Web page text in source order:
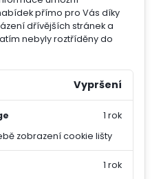
přímo pro Vás díky
dřívějších stránek a
nebyly roztříděny do
Vypršení
zobrazení cookie lišty
1 rok
1 rok